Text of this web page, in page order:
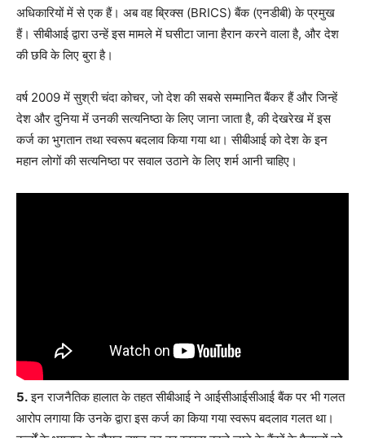
अधिकारियों में से एक हैं। अब वह ब्रिक्स (BRICS) बैंक (एनडीबी) के प्रमुख
हैं। सीबीआई द्वारा उन्हें इस मामले में घसीटा जाना हैरान करने वाला है, और देश
की छवि के लिए बुरा है।
वर्ष 2009 में सुश्री चंदा कोचर, जो देश की सबसे सम्मानित बैंकर हैं और जिन्हें
देश और दुनिया में उनकी सत्यनिष्ठा के लिए जाना जाता है, की देखरेख में इस
कर्ज का भुगतान तथा स्वरूप बदलाव किया गया था। सीबीआई को देश के इन
महान लोगों की सत्यनिष्ठा पर सवाल उठाने के लिए शर्म आनी चाहिए।
5.इन राजनैतिक हालात के तहत सीबीआई ने आईसीआईसीआई बैंक पर भी गलत
आरोप लगाया कि उनके द्वारा इस कर्ज का किया गया स्वरूप बदलाव गलत था।